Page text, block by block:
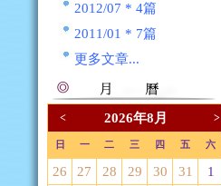
2012/07 * 4篇
2011/01 * 7篇
更多文章...
< 2026年8月 >
日 一 二 三 四 五 六
26 27 28 29 30 31
1